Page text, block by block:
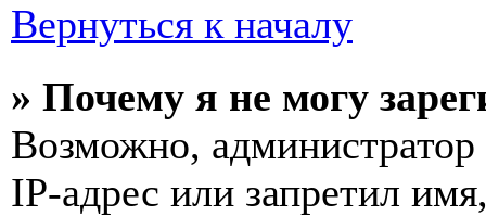
Вернуться к началу
» Почему я не могу
Возможно,
IP-адрес или запретил